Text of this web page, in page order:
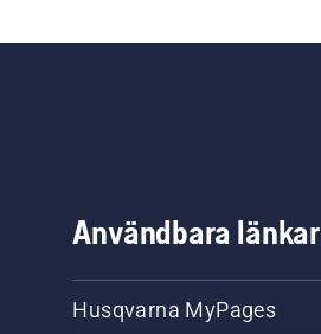
Användbara länkar
Husqvarna MyPages